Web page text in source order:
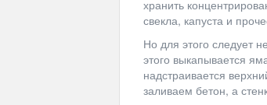
хранить
свекла, капуста и
Но для этого следует
этого выкапывается
надстраивается
заливаем бетон, а